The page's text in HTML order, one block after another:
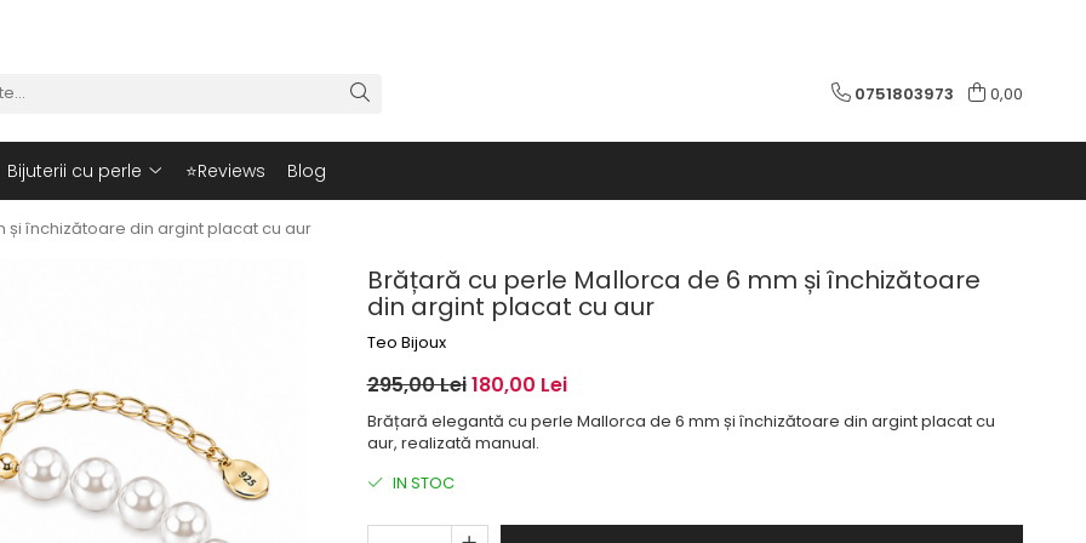
0751803973 0,00
Bijuterii cu perle ⭐Reviews Blog
închizătoare din argint placat cu aur
Brățară cu perle Mallorca de 6 mm și închizătoare
din argint placat cu aur
Teo Bijoux
295,00 Lei180,00 Lei
Brățară elegantă cu perle Mallorca de 6 mm și închizătoare din argint placat cu
aur, realizată manual.
IN STOC